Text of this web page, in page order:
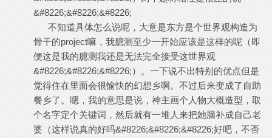
&#8226;&#8226;&#8226;
不知道具体怎么说呢，大意是东方是个世界观构造为
骨干的project嘛，我臆测至少一开始应该是这样的呢（即
便这是我的臆测我还是无法完全接受这世界观
&#8226;&#8226;&#8226;）。一下说不出特别的优点但是
觉得住在里面会很愉快的幻想乡啊。不过后来变成了自助
餐乡了。嗯，我的意思是说，神主画个人物大概造型，取
个名字定个关键词，然后就有一堆人来把她脑补成自己老
婆（这样说真的好吗&#8226;&#8226;&#8226;好吧，不否